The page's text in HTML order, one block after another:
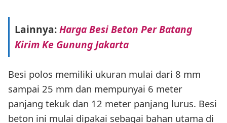
Lainnya:Harga Besi Beton Per Batang
Kirim Ke Gunung Jakarta
Besi polos memiliki ukuran mulai dari 8 mm
sampai 25 mm dan mempunyai 6 meter
panjang tekuk dan 12 meter panjang lurus. Besi
beton ini mulai dipakai sebagai bahan utama di